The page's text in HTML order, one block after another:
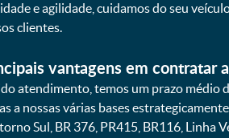
e agilidade, cuidamos do seu
clientes.
vantagens em contratar
atendimento, temos um prazo médio
a nossas várias bases
Sul, BR 376, PR415, BR116, Linha